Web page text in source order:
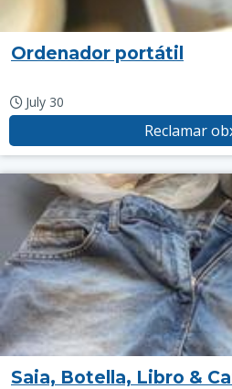
Ordenador portátil
July 30
Reclamar
Saia, Botella, Libro &